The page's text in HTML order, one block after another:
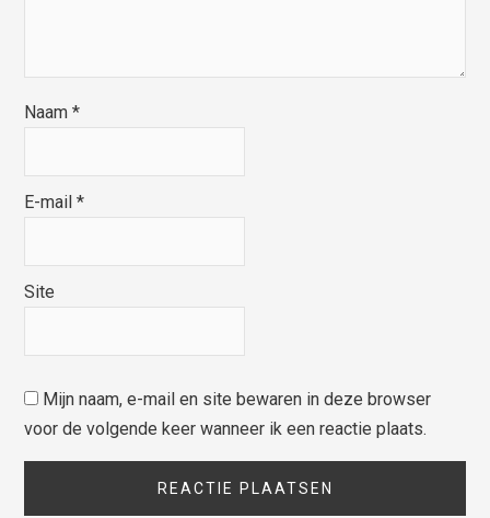
Naam*
E-mail*
Site
Mijn naam, e-mail en site bewaren in deze browser
voor de volgende keer wanneer ik een reactie plaats.